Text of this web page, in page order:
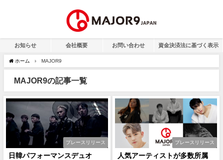
お知らせ 会社概要 お問い合わせ 資金決済法に基づく表示
ホーム MAJOR9
MAJOR9の記事一覧
プレースリリース
日韓パフォーマンスデュオ
プレースリリース
人気アーティストが多数所属